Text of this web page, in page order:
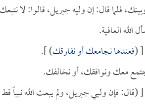
فلما قال: إن وليه جبريل، قالوا: لا
الله العافية.
[ (فعندها نجامعك أو نفارقك) ].
معك ونوافقك، أو نخالفك.
(قال: فإن وليي جبريل، ولم يبعث الله نبياً